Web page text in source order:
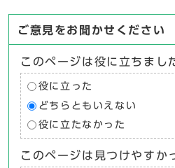
ご意見をお聞かせください
このページは役に立ちまし
役に立った
どちらともいえない
役に立たなかった
このページは見つけやすか